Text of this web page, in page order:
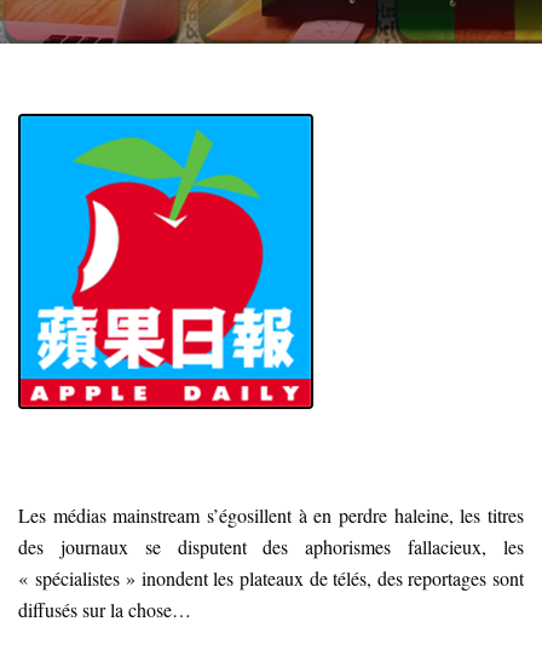
Les médias mainstream s’égosillent à en perdre haleine, les titres
des journaux se disputent des aphorismes fallacieux, les
« spécialistes » inondent les plateaux de télés, des reportages sont
diffusés sur la chose…